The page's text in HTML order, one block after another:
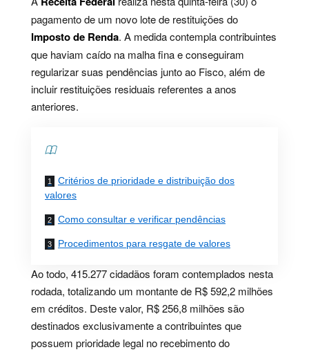
pagamento de um novo lote de restituições do
Imposto de Renda. A medida contempla contribuintes
que haviam caído na malha fina e conseguiram
regularizar suas pendências junto ao Fisco, além de
incluir restituições residuais referentes a anos
anteriores.
Critérios de prioridade e distribuição dos
valores
Como consultar e verificar pendências
Procedimentos para resgate de valores
Ao todo, 415.277 cidadãos foram contemplados nesta
rodada, totalizando um montante de R$ 592,2 milhões
em créditos. Deste valor, R$ 256,8 milhões são
destinados exclusivamente a contribuintes que
possuem prioridade legal no recebimento do